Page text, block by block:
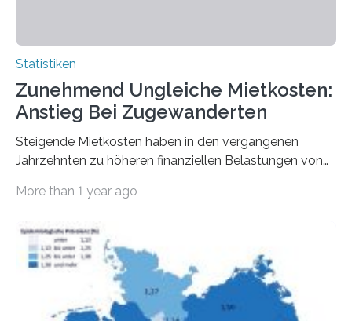
Statistiken
Zunehmend Ungleiche Mietkosten:
Anstieg Bei Zugewanderten
Steigende Mietkosten haben in den vergangenen
Jahrzehnten zu höheren finanziellen Belastungen von
Bundesinstitut für Bevölkerungsforschung (BiB)
gesamten Einkommen zwischen 1990 und 2020 für
unterschiedliche Einkommensgruppen sowie für in
Deutschland geborene Menschen und Zugewanderte
verändert hat. Das Ergebnis: Während Personen mit
hohen Einkommen (oberstes Quintil der Verteilung der
More than 1 year ago